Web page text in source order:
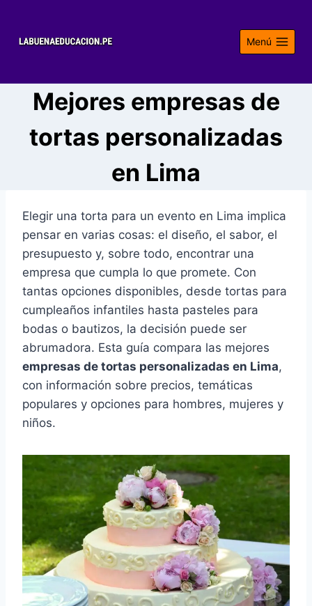
contenido
Menú
Mejores empresas de
tortas personalizadas
en Lima
Elegir una torta para un evento en Lima implica
pensar en varias cosas: el diseño, el sabor, el
presupuesto y, sobre todo, encontrar una
empresa que cumpla lo que promete. Con
tantas opciones disponibles, desde tortas para
cumpleaños infantiles hasta pasteles para
bodas o bautizos, la decisión puede ser
abrumadora. Esta guía compara las mejores
empresas de tortas personalizadas en Lima,
con información sobre precios, temáticas
populares y opciones para hombres, mujeres y
niños.